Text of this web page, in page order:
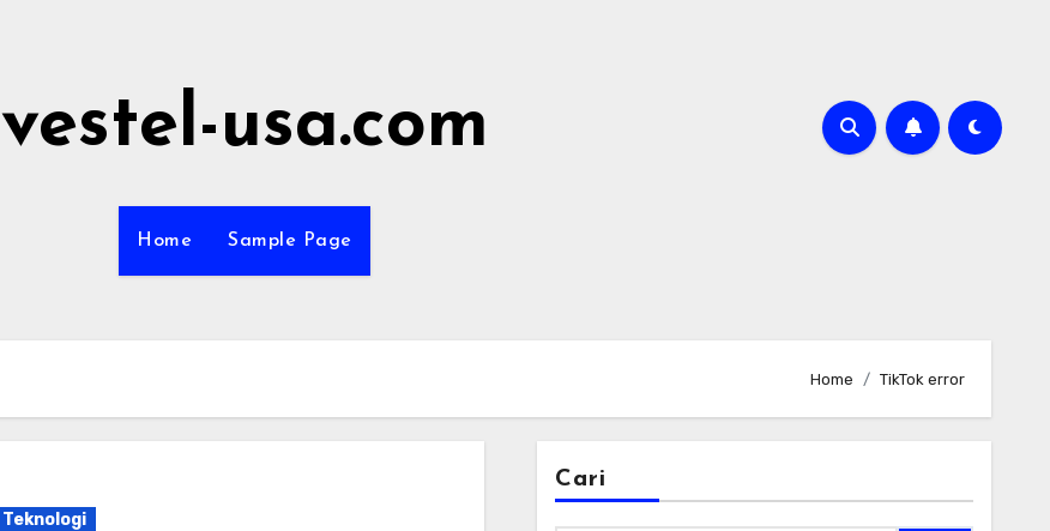
vestel-usa.com
Home Sample Page
Home TikTok error
Teknologi
Cari